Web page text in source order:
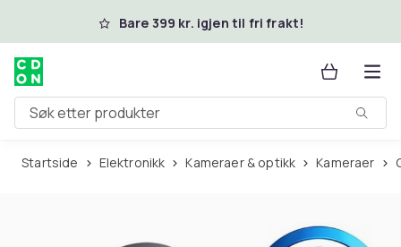
Hopp til hovedinnholdBare 399 kr. igjen til fri frakt!
Søk etter produkter
Startside Elektronikk Kameraer & optikk Kameraer